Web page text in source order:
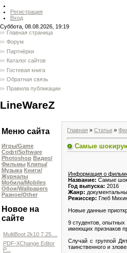
Регистрация
Вход
Суббота, 08.08.2026, 19:19
Главная страница
Форум
Партнёрки
Каталог сайтов
Гостевая книга
Обратная связь
Правила публикации
LineWareZ
Меню сайта
Игры/Game
Софт/Software
Photoshop Видео/
Фильмы Клипы/
Музыка Книги/
Журналы
Мобила/Mobiles
Обои/Wallpapers
Разное/Other
Новое на
сайте
MultiBoot 2k10 7.25....
PDF-XChange Editor
P...
Главная » Статьи »
Самые
Информация о
Название: Самые
Год выпуска: 2016
Жанр:
Режиссер: Глеб
Новые данные
9 студентов, опытных
имеющих признаков
Случай с группой
таинственного и